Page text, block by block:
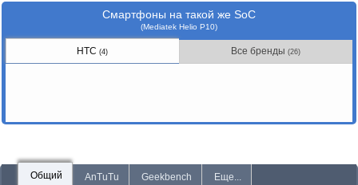
Смартфоны на такой же SoC
(Mediatek Helio P10)
HTC(4) Все бренды(26)
Общий AnTuTu Geekbench Еще...